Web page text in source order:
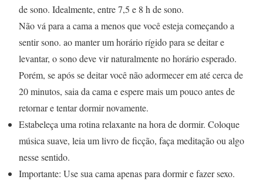
de sono. Idealmente, entre 7,5 e 8 h de sono.
Não vá para a cama a menos que você esteja começando a
sentir sono. ao manter um horário rígido para se deitar e
levantar, o sono deve vir naturalmente no horário esperado.
Porém, se após se deitar você não adormecer em até cerca de
20 minutos, saia da cama e espere mais um pouco antes de
retornar e tentar dormir novamente.
Estabeleça uma rotina relaxante na hora de dormir. Coloque
música suave, leia um livro de ficção, faça meditação ou algo
nesse sentido.
Importante: Use sua cama apenas para dormir e fazer sexo.